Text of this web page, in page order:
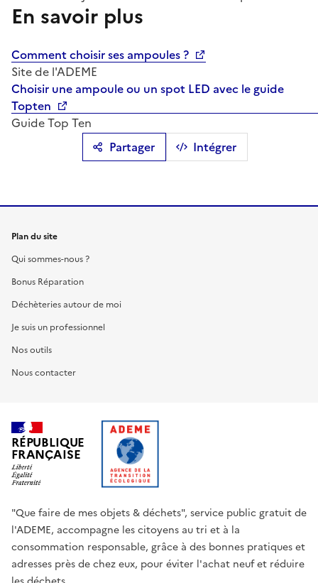
Partager Intégrer
En savoir plus
Comment choisir ses ampoules ?
Site de l'ADEME
Choisir une ampoule ou un spot LED avec le guide
Topten
Guide Top Ten
Plan du site
Qui sommes-nous ?
Bonus Réparation
Déchèteries autour de moi
Je suis un professionnel
Nos outils
Nous contacter
RÉPUBLIQUE
FRANÇAISE
"Que faire de mes objets & déchets", service public gratuit de
l'ADEME, accompagne les citoyens au tri et à la
consommation responsable, grâce à des bonnes pratiques et
adresses près de chez eux, pour éviter l'achat neuf et réduire